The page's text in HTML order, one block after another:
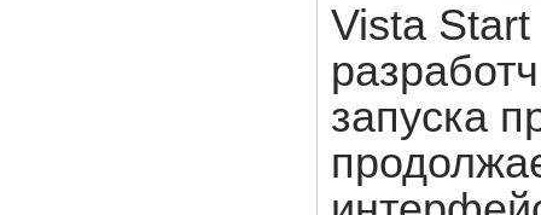
Vista
запуска